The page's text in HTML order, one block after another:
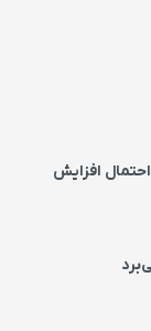
احتمال افزایش